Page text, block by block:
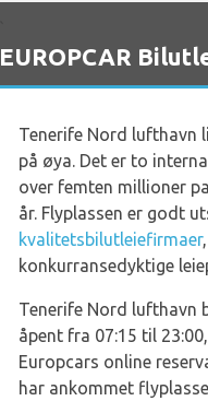
EUROPCAR
Tenerife Nord lufthavn
på øya. Det er to
over femten millioner
år. Flyplassen er godt
kvalitetsbilutleiefirmaer
konkurransedyktige
Tenerife Nord lufthavn
åpent fra 07:15 til
Europcars online
har ankommet